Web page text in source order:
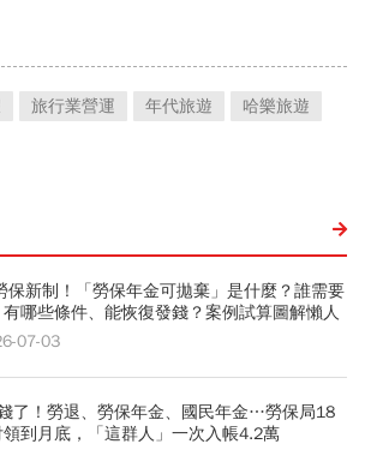
旅行業營運 年代旅遊
哈樂旅遊
保新制！「勞保年金可拋棄」是什麼？誰需要
哪些條件、能恢復發錢？案例試算圖解懶人
07-03
了！勞退、勞保年金、國民年金…勞保局18
到月底，「這群人」一次入帳4.2萬